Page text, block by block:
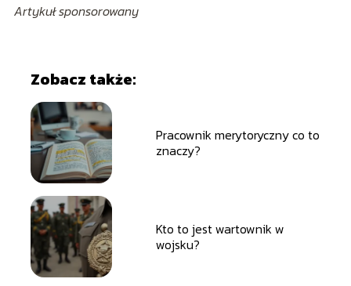
Artykuł sponsorowany
Zobacz także:
Pracownik merytoryczny co to
znaczy?
Kto to jest wartownik w
wojsku?